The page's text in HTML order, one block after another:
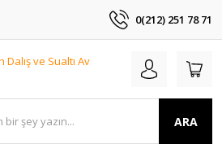
0(212) 251 78 71
ARA